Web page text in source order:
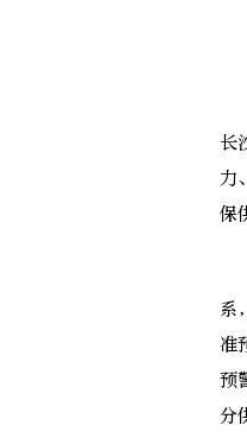
长
力
保
系
准
预
分